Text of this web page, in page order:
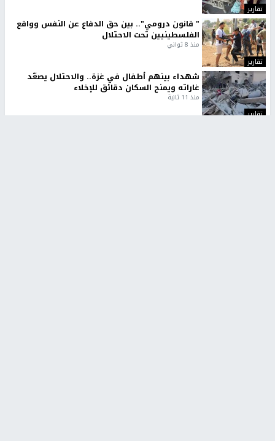
تقارير
تقارير
" قانون درومي".. بين حق الدفاع عن النفس وواقع
الفلسطينيين تحت الاحتلال
منذ 8 ثواني
تقارير
شهداء بينهم أطفال في غزة.. والاحتلال يصعّد
غاراته ويمنح السكان دقائق للإخلاء
منذ 11 ثانية